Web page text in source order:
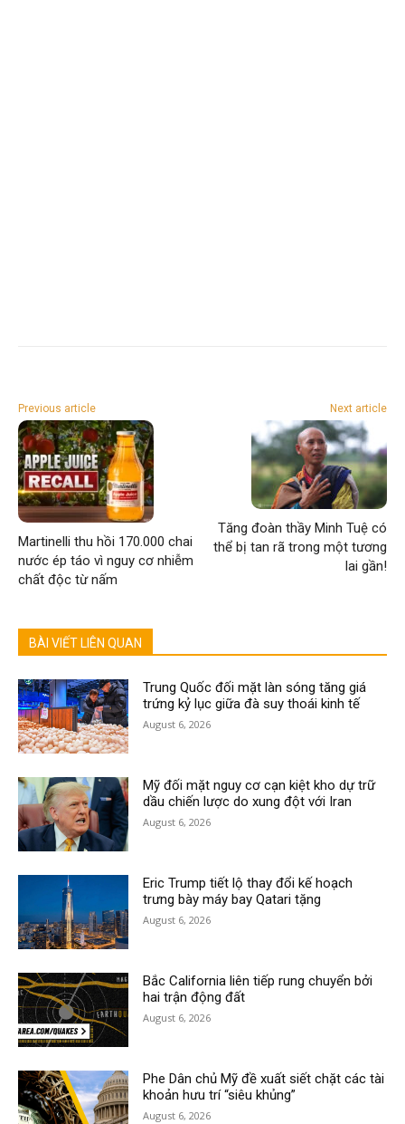
Previous article
Martinelli thu hồi 170.000 chai
nước ép táo vì nguy cơ nhiễm
chất độc từ nấm
Next article
Tăng đoàn thầy Minh Tuệ có
thể bị tan rã trong một tương
lai gần!
BÀI VIẾT LIÊN QUAN
Trung Quốc đối mặt làn sóng tăng giá
trứng kỷ lục giữa đà suy thoái kinh tế
August 6, 2026
Mỹ đối mặt nguy cơ cạn kiệt kho dự trữ
dầu chiến lược do xung đột với Iran
August 6, 2026
Eric Trump tiết lộ thay đổi kế hoạch
trưng bày máy bay Qatari tặng
August 6, 2026
Bắc California liên tiếp rung chuyển bởi
hai trận động đất
August 6, 2026
Phe Dân chủ Mỹ đề xuất siết chặt các tài
khoản hưu trí “siêu khủng”
August 6, 2026